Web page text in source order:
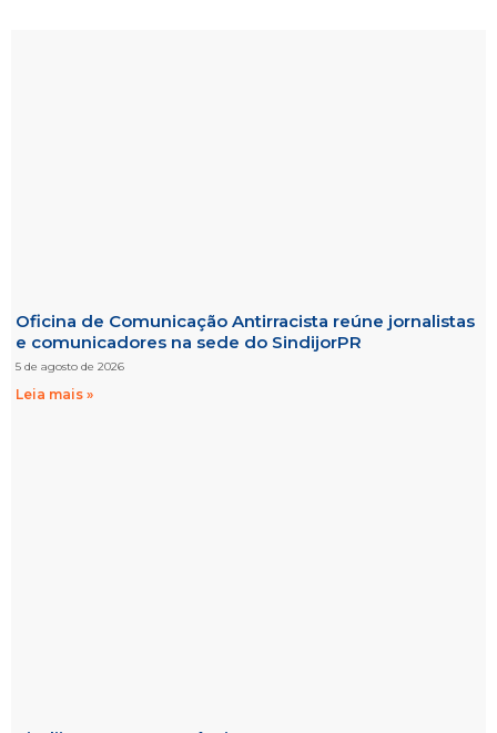
Oficina de Comunicação Antirracista reúne jornalistas
e comunicadores na sede do SindijorPR
5 de agosto de 2026
Leia mais »